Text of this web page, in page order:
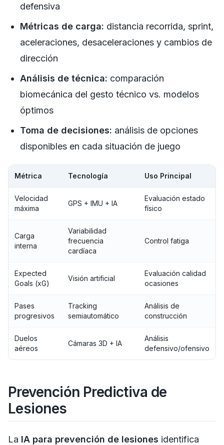
defensiva
Métricas de carga: distancia recorrida, sprint,
aceleraciones, desaceleraciones y cambios de
dirección
Análisis de técnica: comparación
biomecánica del gesto técnico vs. modelos
óptimos
Toma de decisiones: análisis de opciones
disponibles en cada situación de juego
Métrica Tecnología Uso Principal
Velocidad
máxima
GPS + IMU + IA
Evaluación estado
físico
Carga
interna
Variabilidad
frecuencia
cardíaca
Control fatiga
Expected
Goals (xG)
Visión artificial
Evaluación calidad
ocasiones
Pases
progresivos
Tracking
semiautomático
Análisis de
construcción
Duelos
aéreos
Cámaras 3D + IA
Análisis
defensivo/ofensivo
Prevención Predictiva de
Lesiones
La IA para prevención de lesiones identifica